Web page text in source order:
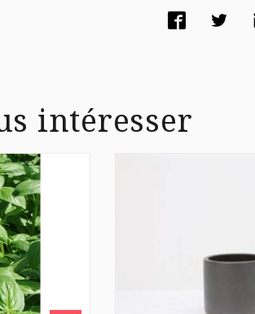
intéresser